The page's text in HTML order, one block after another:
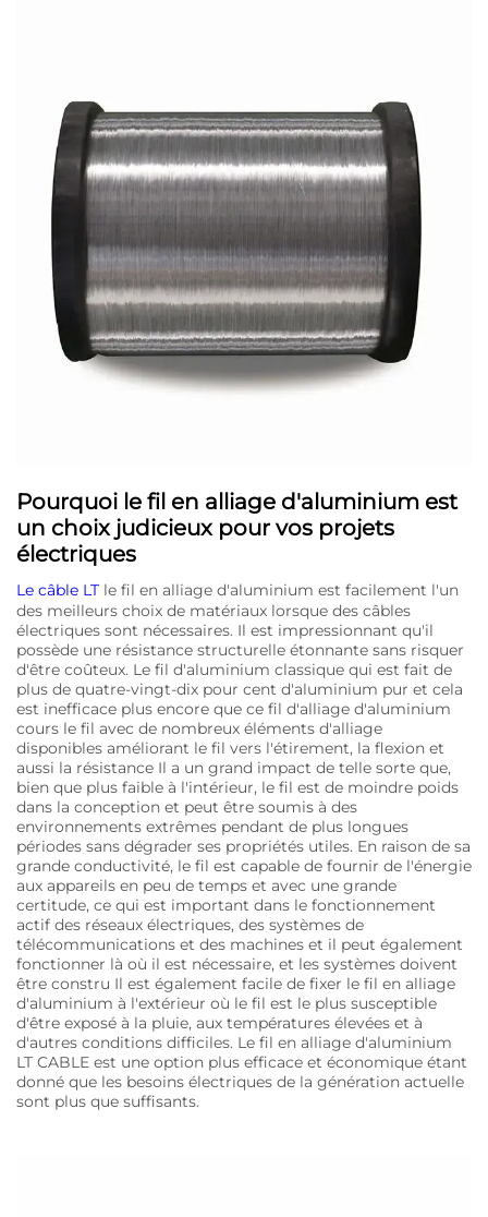
Pourquoi le fil en alliage d'aluminium est
un choix judicieux pour vos projets
électriques
Le câble LT le fil en alliage d'aluminium est facilement l'un
des meilleurs choix de matériaux lorsque des câbles
électriques sont nécessaires. Il est impressionnant qu'il
possède une résistance structurelle étonnante sans risquer
d'être coûteux. Le fil d'aluminium classique qui est fait de
plus de quatre-vingt-dix pour cent d'aluminium pur et cela
est inefficace plus encore que ce fil d'alliage d'aluminium
cours le fil avec de nombreux éléments d'alliage
disponibles améliorant le fil vers l'étirement, la flexion et
aussi la résistance Il a un grand impact de telle sorte que,
bien que plus faible à l'intérieur, le fil est de moindre poids
dans la conception et peut être soumis à des
environnements extrêmes pendant de plus longues
périodes sans dégrader ses propriétés utiles. En raison de sa
grande conductivité, le fil est capable de fournir de l'énergie
aux appareils en peu de temps et avec une grande
certitude, ce qui est important dans le fonctionnement
actif des réseaux électriques, des systèmes de
télécommunications et des machines et il peut également
fonctionner là où il est nécessaire, et les systèmes doivent
être constru Il est également facile de fixer le fil en alliage
d'aluminium à l'extérieur où le fil est le plus susceptible
d'être exposé à la pluie, aux températures élevées et à
d'autres conditions difficiles. Le fil en alliage d'aluminium
LT CABLE est une option plus efficace et économique étant
donné que les besoins électriques de la génération actuelle
sont plus que suffisants.